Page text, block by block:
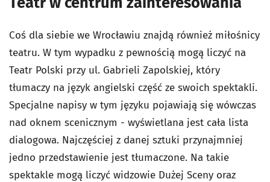
Coś dla siebie we Wrocławiu znajdą również miłośnicy
teatru. W tym wypadku z pewnością mogą liczyć na
Teatr Polski przy ul. Gabrieli Zapolskiej, który
tłumaczy na język angielski część ze swoich spektakli.
Specjalne napisy w tym języku pojawiają się wówczas
nad oknem scenicznym - wyświetlana jest cała lista
dialogowa. Najczęściej z danej sztuki przynajmniej
jedno przedstawienie jest tłumaczone. Na takie
spektakle mogą liczyć widzowie Dużej Sceny oraz